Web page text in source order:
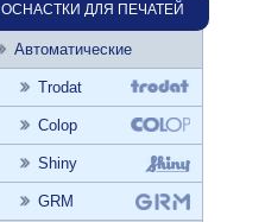
ОСНАСТКИ ДЛЯ ПЕЧАТЕЙ
Автоматические
Trodat
Colop
Shiny
GRM